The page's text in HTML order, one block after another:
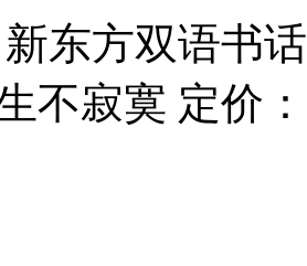
新东方双语书
不寂寞 定价：